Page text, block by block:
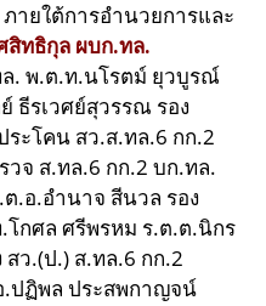
ายใต้การอำนวยการและ
สิทธิกุล ผบก.ทล.
. พ.ต.ท.นโรตม์ ยุวบูรณ์
ธีรเวศย์สุวรรณ รอง
ระโคน สว.ส.ทล.6 กก.2
วจ ส.ทล.6 กก.2 บก.ทล.
ต.อ.อำนาจ สีนวล รอง
กศล ศรีพรหม ร.ต.ต.นิกร
ว.(ป.) ส.ทล.6 กก.2
.ปฏิพล ประสพกาญจน์